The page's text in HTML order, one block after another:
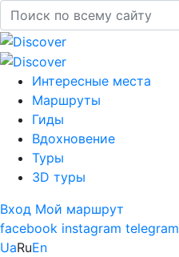
Интересные места
Маршруты
Гиды
Вдохновение
Туры
3D туры
Вход Мой маршрут
facebook instagram telegram
UaRuEn